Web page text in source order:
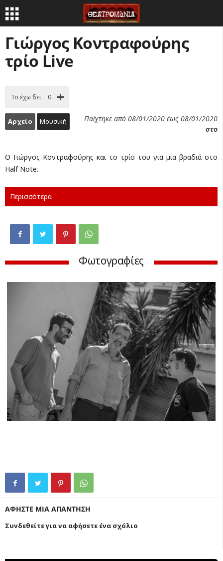
Γιώργος Κοντραφούρης
τρίο Live
Το έχω δει 0
Αρχείο Μουσική
Παίχτηκε από 08/01/2020 έως 08/01/2020
στο
Ο Γιώργος Κοντραφούρης και το τρίο του για μια βραδιά στο
Half Note.
Περισσότερα
Φωτογραφίες
ΑΦΗΣΤΕ ΜΙΑ ΑΠΑΝΤΗΣΗ
Συνδεθείτε για να αφήσετε ένα σχόλιο